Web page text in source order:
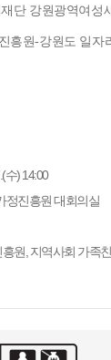
수) 14:00
정진흥원 대회의실
흥원, 지역사회 가족